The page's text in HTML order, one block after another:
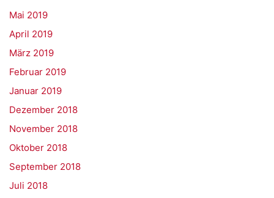
Mai 2019
April 2019
März 2019
Februar 2019
Januar 2019
Dezember 2018
November 2018
Oktober 2018
September 2018
Juli 2018